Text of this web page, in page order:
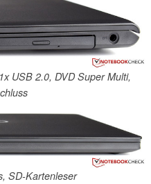
USB 2.0, DVD Super Multi,
SD-Kartenleser